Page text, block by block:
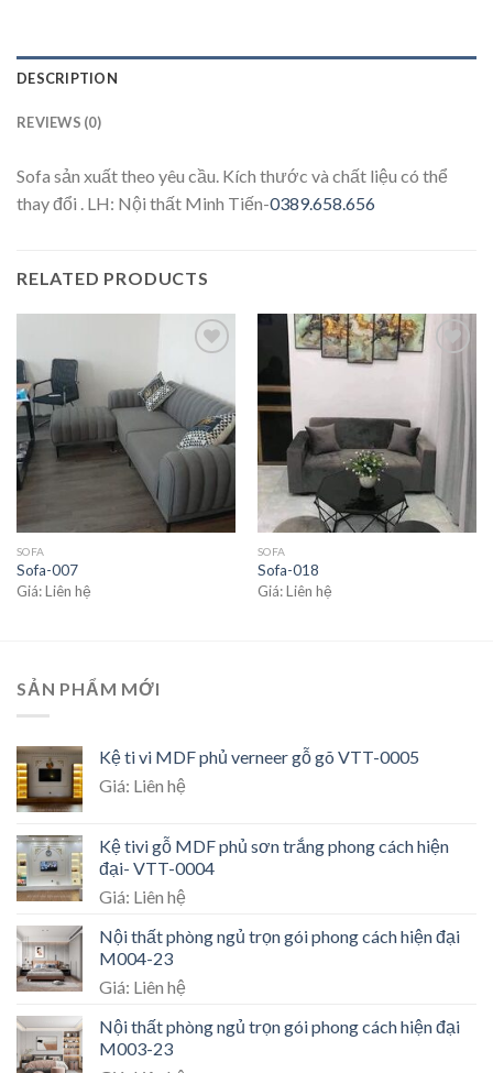
DESCRIPTION
REVIEWS (0)
Sofa sản xuất theo yêu cầu. Kích thước và chất liệu có thể
thay đổi . LH: Nội thất Minh Tiến-0389.658.656
RELATED PRODUCTS
wishlist
SOFA
Sofa-007
Giá: Liên hệ
SOFA
Sofa-018
Giá: Liên hệ
SẢN PHẨM MỚI
Kệ ti vi MDF phủ verneer gỗ gõ VTT-0005
Giá: Liên hệ
Kệ tivi gỗ MDF phủ sơn trắng phong cách hiện
đại- VTT-0004
Giá: Liên hệ
Nội thất phòng ngủ trọn gói phong cách hiện đại
M004-23
Giá: Liên hệ
Nội thất phòng ngủ trọn gói phong cách hiện đại
M003-23